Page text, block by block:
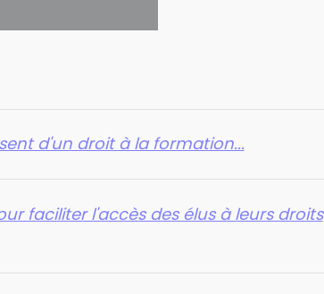
d'un droit à la formation...
faciliter l'accès des élus à leurs droits